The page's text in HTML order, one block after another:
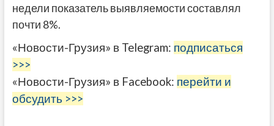
недели показатель выявляемости составлял
почти 8%.
«Новости-Грузия» в Telegram: подписаться
>>>
«Новости-Грузия» в Facebook: перейти и
обсудить >>>